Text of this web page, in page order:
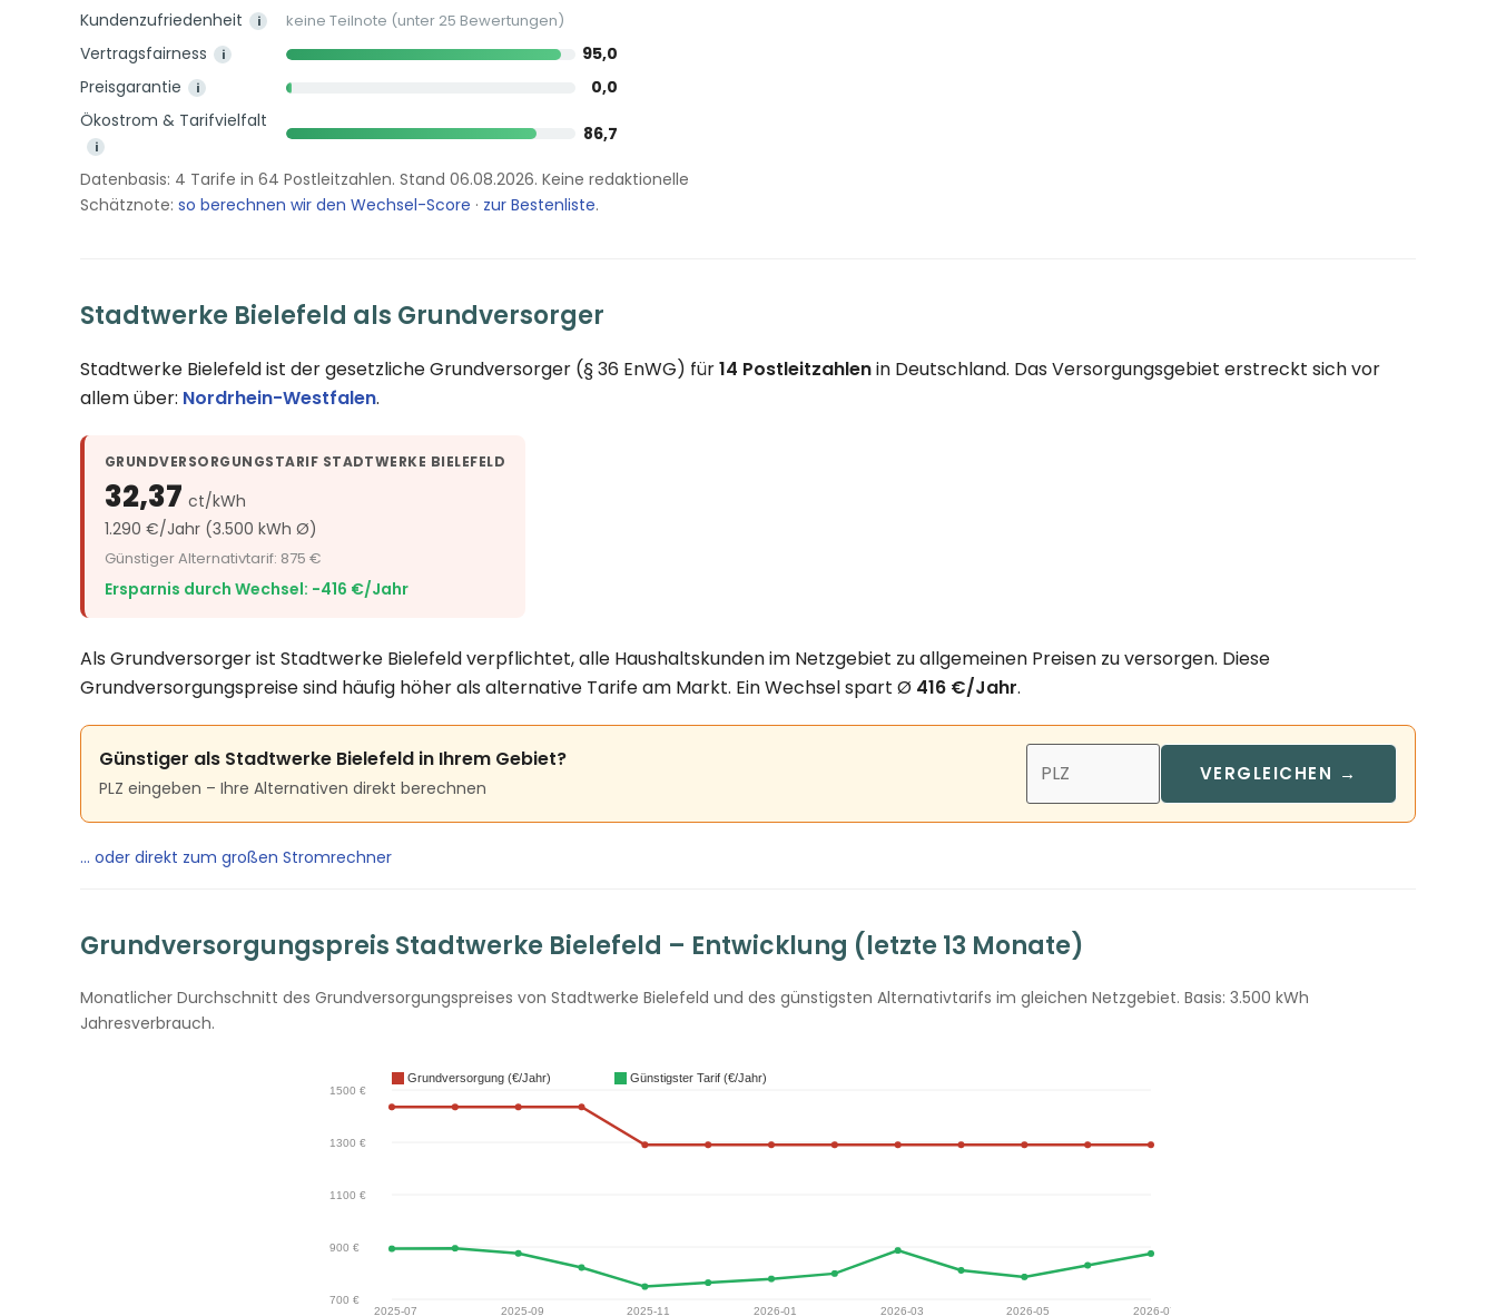
Kundenzufriedenheit
i keine Teilnote (unter 25 Bewertungen)
Vertragsfairness i
95,0
Preisgarantie
i
0,0
Ökostrom & Tarifvielfalt
i
86,7
Datenbasis: 4 Tarife in 64 Postleitzahlen. Stand 06.08.2026. Keine redaktionelle
Schätznote: so berechnen wir den Wechsel-Score · zur Bestenliste.
Stadtwerke Bielefeld als Grundversorger
Stadtwerke Bielefeld ist der gesetzliche Grundversorger (§ 36 EnWG) für14 Postleitzahlenin Deutschland. Das Versorgungsgebiet erstreckt sich vor
allem über: Nordrhein-Westfalen.
GRUNDVERSORGUNGSTARIF STADTWERKE BIELEFELD
32,37 ct/kWh
1.290 €/Jahr (3.500 kWh Ø)
Günstiger Alternativtarif: 875 €
Ersparnis durch Wechsel: −416 €/Jahr
Als Grundversorger ist Stadtwerke Bielefeld verpflichtet, alle Haushaltskunden im Netzgebiet zu allgemeinen Preisen zu versorgen. Diese
Grundversorgungspreise sind häufig höher als alternative Tarife am Markt. Ein Wechsel spart Ø 416 €/Jahr.
Günstiger als Stadtwerke Bielefeld in Ihrem Gebiet?
PLZ eingeben – Ihre Alternativen direkt berechnen
VERGLEICHEN →
… oder direkt zum großen Stromrechner
Grundversorgungspreis Stadtwerke Bielefeld – Entwicklung (letzte 13 Monate)
Monatlicher Durchschnitt des Grundversorgungspreises von Stadtwerke Bielefeld und des günstigsten Alternativtarifs im gleichen Netzgebiet. Basis: 3.500 kWh
Jahresverbrauch.